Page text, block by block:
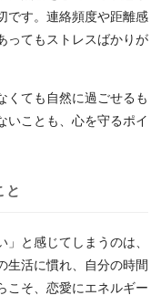
です。連絡頻度や距離感
ってもストレスばかりが
くても自然に過ごせるも
いことも、心を守るポイ
と
と感じてしまうのは、
生活に慣れ、自分の時間
こそ、恋愛にエネルギー